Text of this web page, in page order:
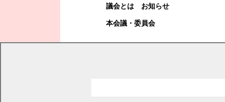
議会とは
お知らせ
本会議・委員会